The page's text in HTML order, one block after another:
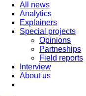
All news
Analytics
Explainers
Special projects
Opinions
Partneships
Field reports
Interview
About us